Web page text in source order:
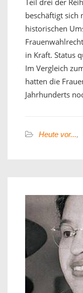
Teil drei der
beschäftigt sich
historischen
in Kraft. Status
Im Vergleich
hatten die
Jahrhunderts
Heute vor...,